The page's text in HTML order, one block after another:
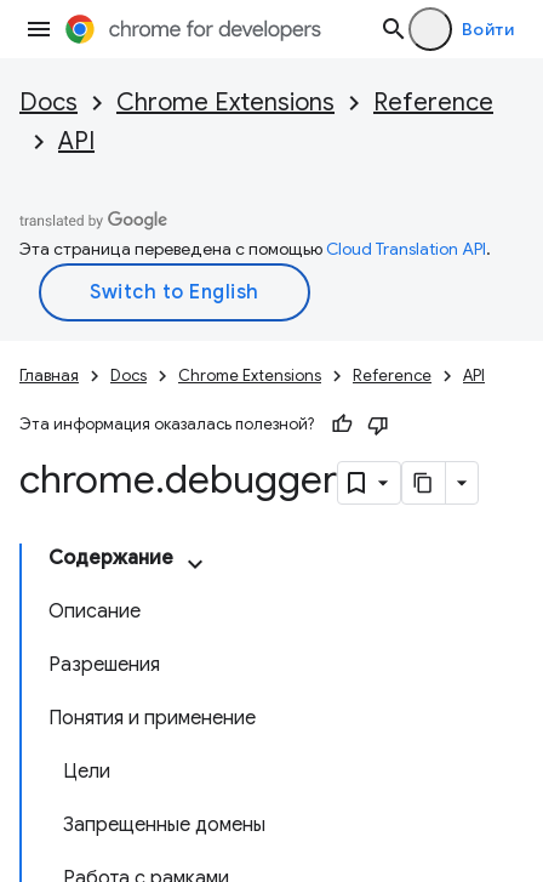
Войти
Docs Chrome Extensions
Reference
API
Эта страница переведена с помощьюCloud Translation API.
Главная Docs Chrome Extensions Reference API
Эта информация оказалась полезной?
chrome.debugger
Содержание
Описание
Разрешения
Понятия и применение
Цели
Запрещенные домены